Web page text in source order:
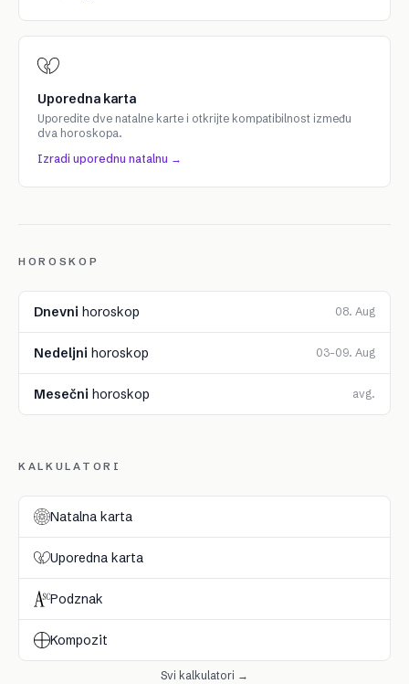
Uporedna karta
Uporedite dve natalne karte i otkrijte kompatibilnost između
dva horoskopa.
Izradi uporednu natalnu →
HOROSKOP
Dnevni horoskop 08. Aug
Nedeljni horoskop 03–09. Aug
Mesečni horoskop avg.
KALKULATORI
Natalna karta
Uporedna karta
Podznak
Kompozit
Svi kalkulatori →